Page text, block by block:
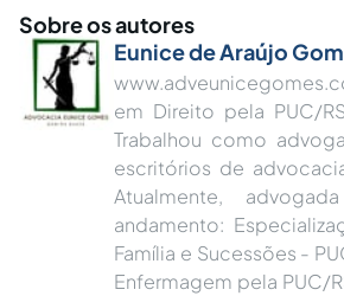
Sobre os autores
Eunice de Araújo
em Direito pela PUC/
Trabalhou como
escritórios de
Atualmente,
andamento:
Família e Sucessões -
Enfermagem pela PUC/